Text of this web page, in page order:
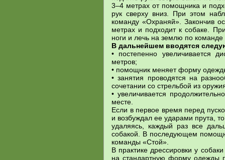
3–4 метрах от помощника и
рук сверху вниз. При этом
команду «Охраняй». Закончив
метрах и подходит к собаке.
ноги и лечь на землю по команде
В дальнейшем вводятся
• постепенно увеличивается
метров;
• помощник меняет форму
• занятия проводятся на
сочетании со стрельбой из
• увеличивается
месте.
Если в первое время перед
и возбуждал ее ударами прута,
удаляясь, каждый раз все
собакой. В последующем
команды «Стой».
В практике дрессировки у
на стандартную форму одежды